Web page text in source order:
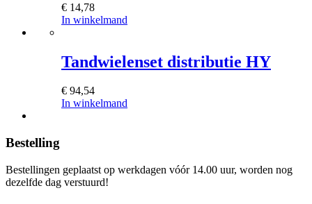
€ 14,78
In winkelmand
Tandwielenset distributie HY
€ 94,54
In winkelmand
Bestelling
Bestellingen geplaatst op werkdagen vóór 14.00 uur, worden nog
dezelfde dag verstuurd!